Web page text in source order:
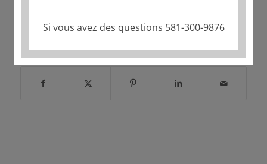
Partager cette publication
Si vous avez des questions 581-300-9876